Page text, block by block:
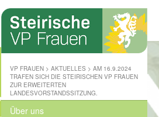
Steirische
Volkspartei
Wo
wir
zuhause
sind
www.stvp.at
VP FRAUEN >AKTUELLES >AM 16.9.2024
TRAFEN SICH DIE STEIRISCHEN VP FRAUEN
ZUR ERWEITERTEN
LANDESVORSTANDSSITZUNG.
Über uns